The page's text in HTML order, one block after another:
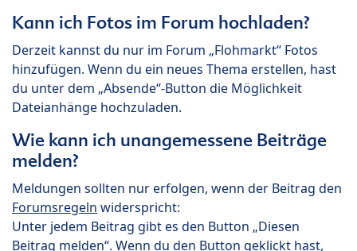
Kann ich Fotos im Forum hochladen?
Derzeit kannst du nur im Forum „Flohmarkt“ Fotos
hinzufügen. Wenn du ein neues Thema erstellen, hast
du unter dem „Absende“-Button die Möglichkeit
Dateianhänge hochzuladen.
Wie kann ich unangemessene Beiträge
melden?
Meldungen sollten nur erfolgen, wenn der Beitrag den
Forumsregeln widerspricht:
Unter jedem Beitrag gibt es den Button „Diesen
Beitrag melden“. Wenn du den Button geklickt hast,